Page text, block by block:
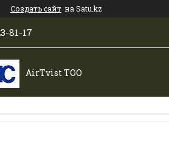
Создать сайт на Satu.kz
81-17
AirTvist TOO